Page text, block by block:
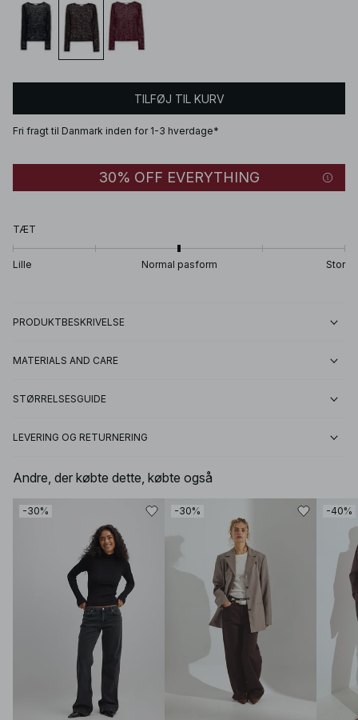
TILFØJ TIL KURV
Fri fragt til Danmark inden for 1-3 hverdage*
30% OFF EVERYTHING
TÆT
Lille Normal pasform Stor
PRODUKTBESKRIVELSE
MATERIALS AND CARE
STØRRELSESGUIDE
LEVERING OG RETURNERING
Andre, der købte dette, købte også
-30% -30% -40%